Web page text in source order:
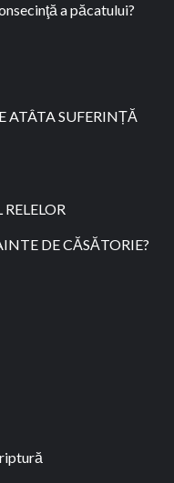
a păcatului?
ATÂTA SUFERINȚĂ
DE CĂSĂTORIE?